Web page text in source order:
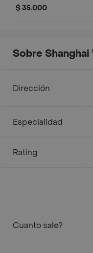
arvejas.
$ 35.000
Sobre Shanghai
Dirección
Especialidad
Rating
Cuanto sale?